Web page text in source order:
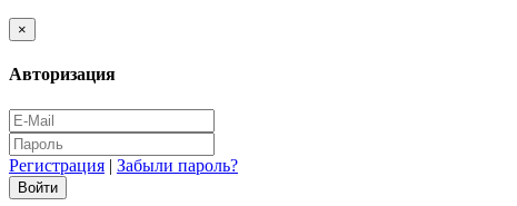
×
Авторизация
Регистрация | Забыли пароль?